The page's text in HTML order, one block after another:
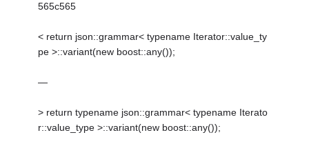
565c565
< return json::grammar< typename Iterator::value_ty
pe >::variant(new boost::any());
—
> return typename json::grammar< typename Iterato
r::value_type >::variant(new boost::any());